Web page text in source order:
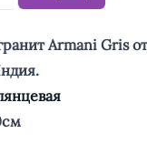
Armani Gris